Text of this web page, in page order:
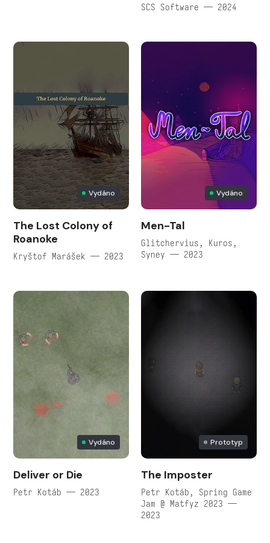
SCS Software — 2024
Vydáno
The Lost Colony of
Roanoke
Kryštof Marášek — 2023
Vydáno
Men-Tal
Glitchervius, Kuros,
Syney — 2023
Vydáno
Deliver or Die
Petr Kotáb — 2023
Prototyp
The Imposter
Petr Kotáb, Spring Game
Jam @ Matfyz 2023 —
2023